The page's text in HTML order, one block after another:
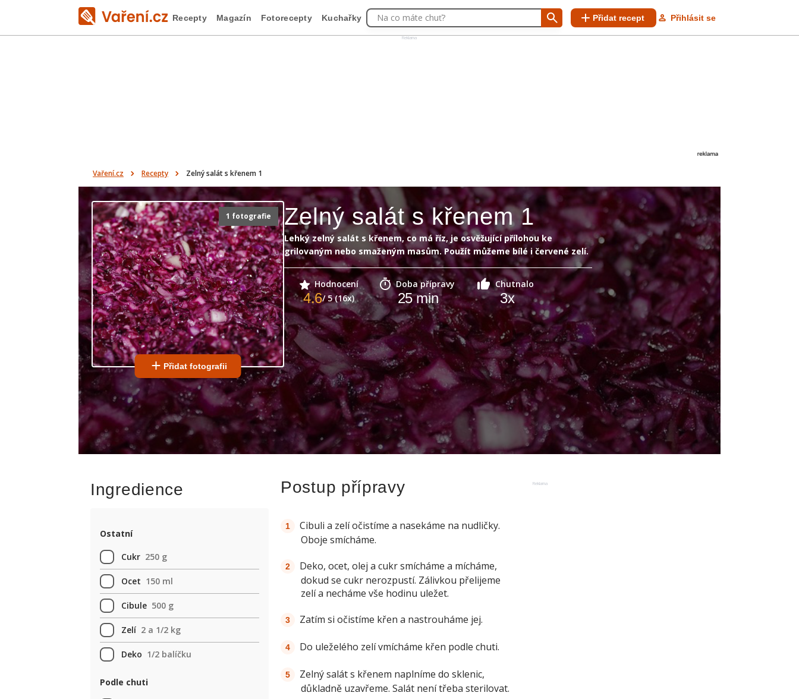
Reklama
Recepty Magazín Fotorecepty Kuchařky Na co máte chuť? Přidat recept Přihlásit se
Vaření.cz Recepty Zelný salát s křenem 1
1 fotografie
Přidat fotografii
Zelný salát s křenem 1
Lehký zelný salát s křenem, co má říz, je osvěžující přílohou ke
grilovaným nebo smaženým masům. Použít můžeme bílé i červené zelí.
Hodnocení
4.6/ 5 (16x)
Doba přípravy
25min
Chutnalo
3x
Reklama
Ingredience
Ostatní
Cukr 250 g
Ocet 150 ml
Cibule 500 g
Zelí 2 a 1/2 kg
Deko 1/2 balíčku
Podle chuti
Postup přípravy
Cibuli a zelí očistíme a nasekáme na nudličky.
Oboje smícháme.
Deko, ocet, olej a cukr smícháme a mícháme,
dokud se cukr nerozpustí. Zálivkou přelijeme
zelí a necháme vše hodinu uležet.
Zatím si očistíme křen a nastrouháme jej.
Do uleželého zelí vmícháme křen podle chuti.
Zelný salát s křenem naplníme do sklenic,
důkladně uzavřeme. Salát není třeba sterilovat.